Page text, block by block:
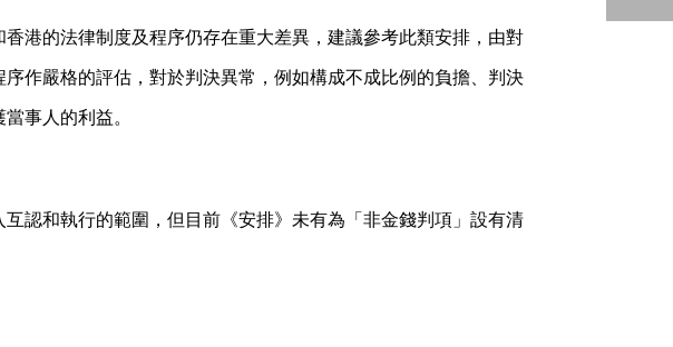
港的法律制度及程序仍存在重大差異，建議參考此類安排，由對
作嚴格的評估，對於判決異常，例如構成不成比例的負擔、判決
事人的利益。
認和執行的範圍，但目前《安排》未有為「非金錢判項」設有清